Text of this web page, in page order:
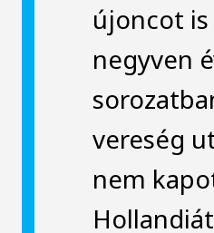
újoncot
negyven
vereség
nem